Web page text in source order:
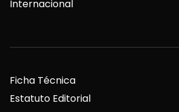
Internacional
Ficha Técnica
Estatuto Editorial